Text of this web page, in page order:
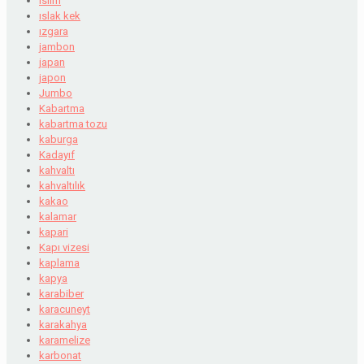
ıslak kek
ızgara
jambon
japan
japon
Jumbo
Kabartma
kabartma tozu
kaburga
Kadayıf
kahvaltı
kahvaltılık
kakao
kalamar
kapari
Kapı vizesi
kaplama
kapya
karabiber
karacuneyt
karakahya
karamelize
karbonat